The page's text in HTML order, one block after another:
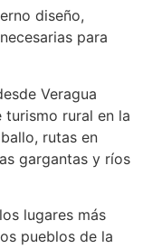
diseño,
para
Veragua
rural en la
rutas en
gargantas y ríos
lugares más
pueblos de la